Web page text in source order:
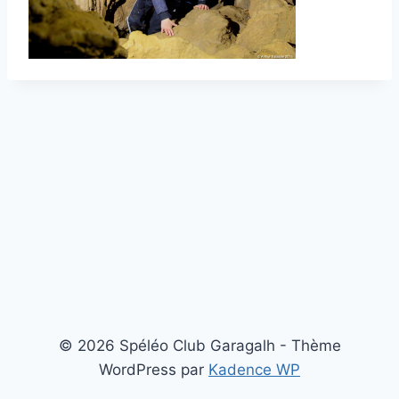
© 2026 Spéléo Club Garagalh - Thème
WordPress par Kadence WP